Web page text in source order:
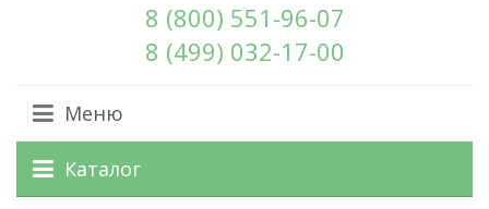
8 (800) 551-96-07
8 (499) 032-17-00
Меню
Каталог